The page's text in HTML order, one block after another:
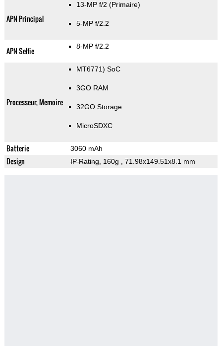
APN Principal
13-MP f/2 (Primaire)
5-MP f/2.2
APN Selfie 8-MP f/2.2
Processeur, Memoire
MT6771) SoC
3GO RAM
32GO Storage
MicroSDXC
Batterie 3060 mAh
Design IP Rating, 160g , 71.98x149.51x8.1 mm